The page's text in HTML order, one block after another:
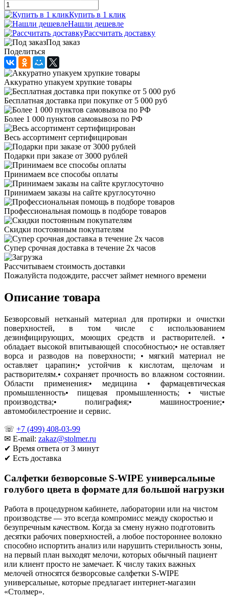
Купить в 1 клик
Нашли дешевле
Рассчитать доставку
Под заказ
Поделиться
Аккуратно упакуем хрупкие товары
Бесплатная доставка при покупке от 5 000 руб
Более 1 000 пунктов самовывоза по РФ
Весь ассортимент сертифицирован
Подарки при заказе от 3000 рублей
Принимаем все способы оплаты
Принимаем заказы на сайте круглосуточно
Профессиональная помощь в подборе товаров
Скидки постоянным покупателям
Супер срочная доставка в течение 2х часов
Рассчитываем стоимость доставки
Пожалуйста подождите, рассчет займет немного времени
Описание товара
Безворсовый нетканый материал для протирки и очистки
поверхностей, в том числе с использованием
дезинфицирующих, моющих средств и растворителей. •
обладает высокой впитывающей способностью;• не оставляет
ворса и разводов на поверхности; • мягкий материал не
оставляет царапин;• устойчив к кислотам, щелочам и
растворителям.• сохраняет прочность во влажном состоянии.
Области применения:• медицина • фармацевтическая
промышленность• пищевая промышленность; • чистые
производства;• полиграфия;• машиностроение;•
автомобилестроение и сервис.
☏ +7 (499) 408-03-99
✉ E-mail: zakaz@stolmer.ru
✔ Время ответа от 3 минут
✔ Есть доставка
Салфетки безворсовые S‑WIPE универсальные
голубого цвета в формате для большой нагрузки
Работа в процедурном кабинете, лаборатории или на чистом
производстве — это всегда компромисс между скоростью и
безупречным качеством. Когда за смену нужно подготовить
десятки рабочих поверхностей, а любое постороннее волокно
способно испортить анализ или нарушить стерильность зоны,
на первый план выходят мелочи, которых обычный пациент
или клиент просто не замечает. К числу таких важных
мелочей относятся безворсовые салфетки S‑WIPE
универсальные, которые предлагает интернет‑магазин
«Столмер».